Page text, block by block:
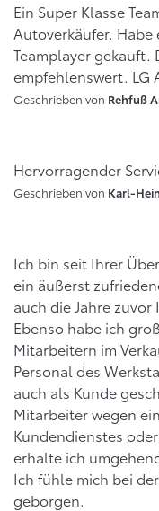
Ein Super Klasse
Autoverkäufer. Habe
Teamplayer gekauft.
empfehlenswert. LG
Geschrieben von Rehfuß
Hervorragender
Geschrieben von Karl-
Ich bin seit Ihrer
ein äußerst
auch die Jahre zuvor
Ebenso habe ich
Mitarbeitern im
Personal des
auch als Kunde
Mitarbeiter wegen
Kundendienstes
erhalte ich
Ich fühle mich bei
geborgen.